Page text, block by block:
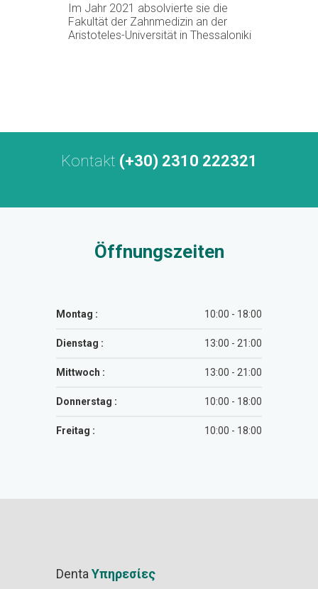
Im Jahr 2021 absolvierte sie die
Fakultät der Zahnmedizin an der
Aristoteles-Universität in Thessaloniki
Kontakt (+30) 2310 222321
Öffnungszeiten
Montag : 10:00 - 18:00
Dienstag : 13:00 - 21:00
Mittwoch : 13:00 - 21:00
Donnerstag : 10:00 - 18:00
Freitag : 10:00 - 18:00
Denta Υπηρεσίες